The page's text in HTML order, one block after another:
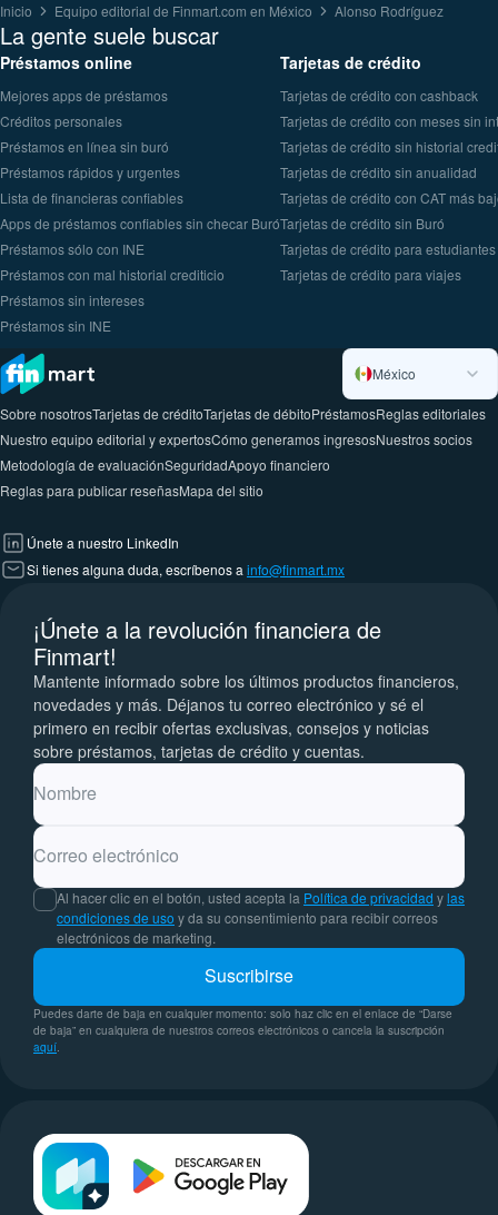
Inicio Equipo editorial de Finmart.com en México Alonso Rodríguez
La gente suele buscar
Préstamos online
Mejores apps de préstamos
Créditos personales
Préstamos en línea sin buró
Préstamos rápidos y urgentes
Lista de financieras confiables
Apps de préstamos confiables sin checar Buró
Préstamos sólo con INE
Préstamos con mal historial crediticio
Préstamos sin intereses
Préstamos sin INE
Tarjetas de crédito
Tarjetas de crédito con cashback
Tarjetas de crédito con meses sin
Tarjetas de crédito sin historial
Tarjetas de crédito sin anualidad
Tarjetas de crédito con CAT más
Tarjetas de crédito sin Buró
Tarjetas de crédito para estudiantes
Tarjetas de crédito para viajes
México
Sobre nosotrosTarjetas de créditoTarjetas de débitoPréstamosReglas editoriales
Nuestro equipo editorial y expertosCómo generamos ingresosNuestros socios
Metodología de evaluaciónSeguridadApoyo financiero
Reglas para publicar reseñasMapa del sitio
Únete a nuestro LinkedIn
Si tienes alguna duda, escríbenos a info@finmart.mx
¡Únete a la revolución financiera de
Finmart!
Mantente informado sobre los últimos productos financieros,
novedades y más. Déjanos tu correo electrónico y sé el
primero en recibir ofertas exclusivas, consejos y noticias
sobre préstamos, tarjetas de crédito y cuentas.
Nombre
Correo electrónico
Al hacer clic en el botón, usted acepta la Política de privacidad ylas
condiciones de uso y da su consentimiento para recibir correos
electrónicos de marketing.
Suscribirse
Puedes darte de baja en cualquier momento: solo haz clic en el enlace de “Darse
de baja” en cualquiera de nuestros correos electrónicos o cancela la suscripción
aquí.